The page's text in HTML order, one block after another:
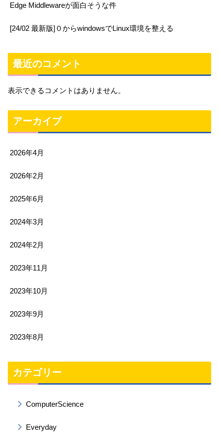
Edge Middlewareが面白そうな件
[24/02 最新版]０からwindowsでLinux環境を整える
最近のコメント
表示できるコメントはありません。
アーカイブ
2026年4月
2026年2月
2025年6月
2024年3月
2024年2月
2023年11月
2023年10月
2023年9月
2023年8月
カテゴリー
ComputerScience
Everyday